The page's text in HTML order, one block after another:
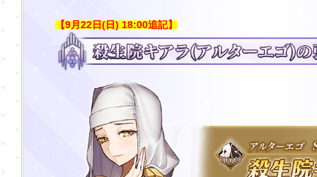
【9月22日(日) 18:00追記】